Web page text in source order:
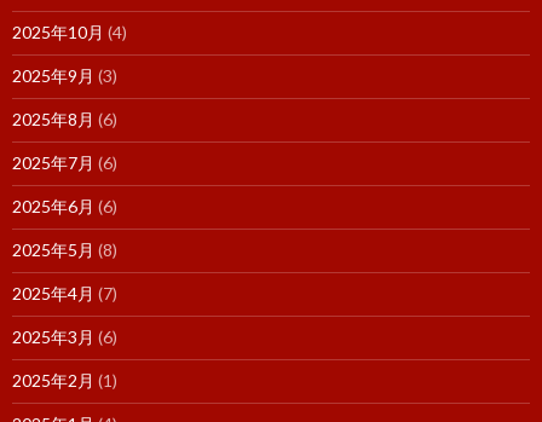
2025年10月 (4)
2025年9月 (3)
2025年8月 (6)
2025年7月 (6)
2025年6月 (6)
2025年5月 (8)
2025年4月 (7)
2025年3月 (6)
2025年2月 (1)